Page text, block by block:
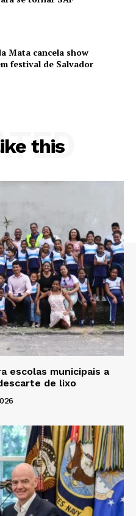
Mata cancela show
festival de Salvador
this
escolas municipais a
de lixo